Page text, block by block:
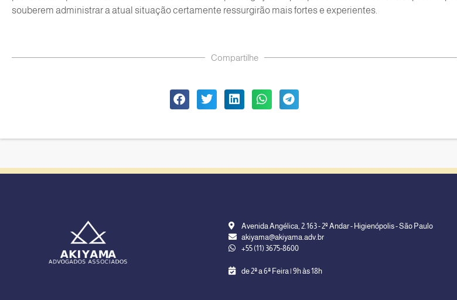
souberem administrar a atual situação certamente ressurgirão mais fortes e experientes.
Compartilhe
Avenida Angélica, 2.163 - 2º Andar - Higienópolis - São Paulo
akiyama@akiyama.adv.br
+55 (11) 3675-8600
de 2ª a 6ª Feira | 9h às 18h